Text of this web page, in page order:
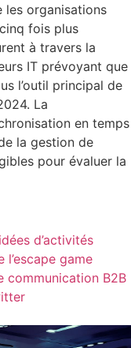
les organisations
fois plus
à travers la
IT prévoyant que
l’outil principal de
La
en temps
la gestion de
pour évaluer la
d’activités
game
communication B2B